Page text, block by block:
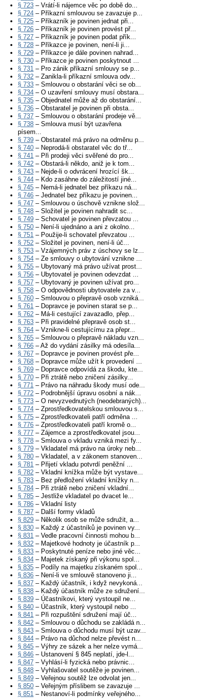
§ 723 – Vrátí-li nájemce věc po době do...
§ 724 – Příkazní smlouvou se zavazuje p...
§ 725 – Příkazník je povinen jednat při...
§ 726 – Příkazník je povinen provést př...
§ 727 – Příkazník je povinen podat přík...
§ 728 – Příkazce je povinen, není-li ji...
§ 729 – Příkazce je dále povinen nahrad...
§ 730 – Příkazce je povinen poskytnout ...
§ 731 – Pro zánik příkazní smlouvy se p...
§ 732 – Zanikla-li příkazní smlouva odv...
§ 733 – Smlouvou o obstarání věci se ob...
§ 734 – O uzavření smlouvy musí obstara...
§ 735 – Objednatel může až do obstarání...
§ 736 – Obstaratel je povinen při obsta...
§ 737 – Smlouvou o obstarání prodeje vě...
§ 738 – Smlouva musí být uzavřena
písem...
§ 739 – Obstaratel má právo na odměnu p...
§ 740 – Neprodá-li obstaratel věc do tř...
§ 741 – Při prodeji věci svěřené do pro...
§ 742 – Obstará-li někdo, aniž je k tom...
§ 743 – Nejde-li o odvrácení hrozící šk...
§ 744 – Kdo zasáhne do záležitostí jiné...
§ 745 – Nemá-li jednatel bez příkazu ná...
§ 746 – Jednatel bez příkazu je povinen...
§ 747 – Smlouvou o úschově vznikne slož...
§ 748 – Složitel je povinen nahradit sc...
§ 749 – Schovatel je povinen převzatou ...
§ 750 – Není-li ujednáno a ani z okolno...
§ 751 – Použije-li schovatel převzatou ...
§ 752 – Složitel je povinen, není-li úč...
§ 753 – Vzájemných práv z úschovy se lz...
§ 754 – Ze smlouvy o ubytování vznikne ...
§ 755 – Ubytovaný má právo užívat prost...
§ 756 – Ubytovatel je povinen odevzdat ...
§ 757 – Ubytovaný je povinen užívat pro...
§ 758 – O odpovědnosti ubytovatele za v...
§ 760 – Smlouvou o přepravě osob vzniká...
§ 761 – Dopravce je povinen starat se p...
§ 762 – Má-li cestující zavazadlo, přep...
§ 763 – Při pravidelné přepravě osob st...
§ 764 – Vznikne-li cestujícímu za přepr...
§ 765 – Smlouvou o přepravě nákladu vzn...
§ 766 – Až do vydání zásilky má odesíla...
§ 767 – Dopravce je povinen provést pře...
§ 768 – Dopravce může užít k provedení ...
§ 769 – Dopravce odpovídá za škodu, kte...
§ 770 – Při ztrátě nebo zničení zásilky...
§ 771 – Právo na náhradu škody musí ode...
§ 772 – Podrobnější úpravu osobní a nák...
§ 773 – O nevyzvednutých (neodebraných)...
§ 774 – Zprostředkovatelskou smlouvou s...
§ 775 – Zprostředkovateli patří odměna ...
§ 776 – Zprostředkovateli patří kromě o...
§ 777 – Zájemce a zprostředkovatel jsou...
§ 778 – Smlouva o vkladu vzniká mezi fy...
§ 779 – Vkladatel má právo na úroky neb...
§ 780 – Vkladatel, a v zákonem stanoven...
§ 781 – Přijetí vkladu potvrdí peněžní ...
§ 782 – Vkladní knížka může být vystave...
§ 783 – Bez předložení vkladní knížky n...
§ 784 – Při ztrátě nebo zničení vkladní...
§ 785 – Jestliže vkladatel po dvacet le...
§ 786 – Vkladní listy
§ 787 – Další formy vkladů
§ 829 – Několik osob se může sdružit, a...
§ 830 – Každý z účastníků je povinen vy...
§ 831 – Vedle pracovní činnosti mohou b...
§ 832 – Majetkové hodnoty je účastník p...
§ 833 – Poskytnuté peníze nebo jiné věc...
§ 834 – Majetek získaný při výkonu spol...
§ 835 – Podíly na majetku získaném spol...
§ 836 – Není-li ve smlouvě stanoveno ji...
§ 837 – Každý účastník, i když nevykoná...
§ 838 – Každý účastník může ze sdružení...
§ 839 – Účastníkovi, který vystoupil ne...
§ 840 – Účastník, který vystoupil nebo ...
§ 841 – Při rozpuštění sdružení mají úč...
§ 842 – Smlouvou o důchodu se zakládá n...
§ 843 – Smlouva o důchodu musí být uzav...
§ 844 – Právo na důchod nelze převést n...
§ 845 – Výhry ze sázek a her nelze vymá...
§ 846 – Ustanovení § 845 neplatí, jde-l...
§ 847 – Vyhlásí-li fyzická nebo právnic...
§ 848 – Vyhlašovatel soutěže je povinen...
§ 849 – Veřejnou soutěž lze odvolat jen...
§ 850 – Veřejným příslibem se zavazuje ...
§ 851 – Nestanoví-li podmínky veřejného...